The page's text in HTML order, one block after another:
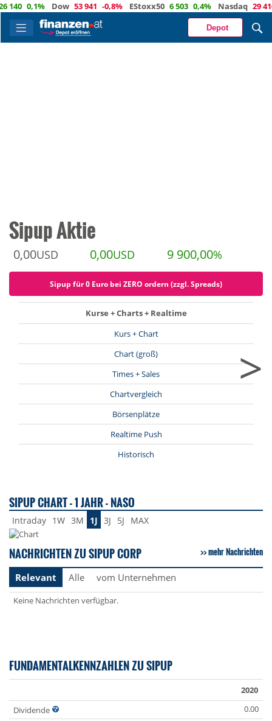
0,1% Dow 53 941 -0,8% EStoxx50 6 503 0,4% Nasdaq 29 416 -
Depot
Sipup Aktie
0,00USD 0,00USD 9 900,00%
Sipup für 0 Euro bei ZERO ordern (zzgl. Spreads)
Kurse + Charts + Realtime
Kurs + Chart
Chart (groß)
Times + Sales
Chartvergleich
Börsenplätze
Realtime Push
Historisch
>
SIPUP CHART - 1 JAHR - NASO
Intraday 1W 3M 1J 3J 5J MAX
NACHRICHTEN ZU SIPUP CORP mehr Nachrichten
Relevant Alle vom Unternehmen
Keine Nachrichten verfügbar.
FUNDAMENTALKENNZAHLEN ZU SIPUP
2020
Dividende
0.00